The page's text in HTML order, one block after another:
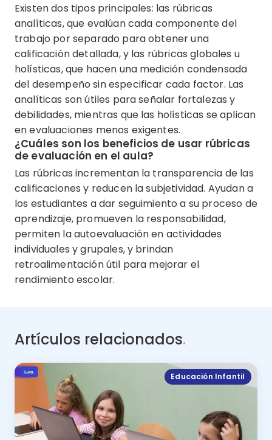
Existen dos tipos principales: las rúbricas
analíticas, que evalúan cada componente del
trabajo por separado para obtener una
calificación detallada, y las rúbricas globales u
holísticas, que hacen una medición condensada
del desempeño sin especificar cada factor. Las
analíticas son útiles para señalar fortalezas y
debilidades, mientras que las holísticas se aplican
en evaluaciones menos exigentes.
¿Cuáles son los beneficios de usar rúbricas
de evaluación en el aula?
Las rúbricas incrementan la transparencia de las
calificaciones y reducen la subjetividad. Ayudan a
los estudiantes a dar seguimiento a su proceso de
aprendizaje, promueven la responsabilidad,
permiten la autoevaluación en actividades
individuales y grupales, y brindan
retroalimentación útil para mejorar el
rendimiento escolar.
Artículos relacionados.
Educación Infantil